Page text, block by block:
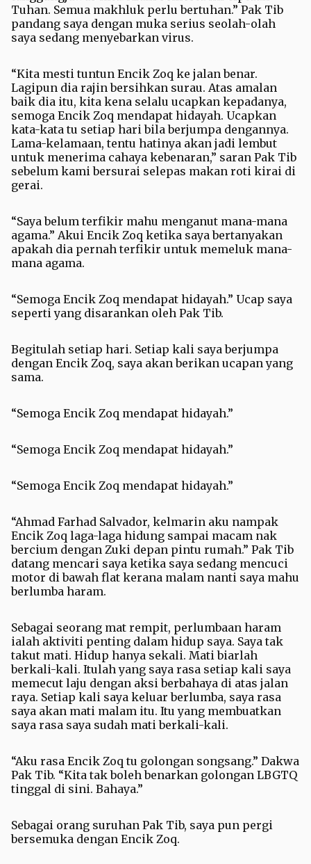
Tuhan. Semua makhluk perlu bertuhan.” Pak Tib
pandang saya dengan muka serius seolah-olah
saya sedang menyebarkan virus.
“Kita mesti tuntun Encik Zoq ke jalan benar.
Lagipun dia rajin bersihkan surau. Atas amalan
baik dia itu, kita kena selalu ucapkan kepadanya,
semoga Encik Zoq mendapat hidayah. Ucapkan
kata-kata tu setiap hari bila berjumpa dengannya.
Lama-kelamaan, tentu hatinya akan jadi lembut
untuk menerima cahaya kebenaran,” saran Pak Tib
sebelum kami bersurai selepas makan roti kirai di
gerai.
“Saya belum terfikir mahu menganut mana-mana
agama.” Akui Encik Zoq ketika saya bertanyakan
apakah dia pernah terfikir untuk memeluk mana-
mana agama.
“Semoga Encik Zoq mendapat hidayah.” Ucap saya
seperti yang disarankan oleh Pak Tib.
Begitulah setiap hari. Setiap kali saya berjumpa
dengan Encik Zoq, saya akan berikan ucapan yang
sama.
“Semoga Encik Zoq mendapat hidayah.”
“Semoga Encik Zoq mendapat hidayah.”
“Semoga Encik Zoq mendapat hidayah.”
“Ahmad Farhad Salvador, kelmarin aku nampak
Encik Zoq laga-laga hidung sampai macam nak
bercium dengan Zuki depan pintu rumah.” Pak Tib
datang mencari saya ketika saya sedang mencuci
motor di bawah flat kerana malam nanti saya mahu
berlumba haram.
Sebagai seorang mat rempit, perlumbaan haram
ialah aktiviti penting dalam hidup saya. Saya tak
takut mati. Hidup hanya sekali. Mati biarlah
berkali-kali. Itulah yang saya rasa setiap kali saya
memecut laju dengan aksi berbahaya di atas jalan
raya. Setiap kali saya keluar berlumba, saya rasa
saya akan mati malam itu. Itu yang membuatkan
saya rasa saya sudah mati berkali-kali.
“Aku rasa Encik Zoq tu golongan songsang.” Dakwa
Pak Tib. “Kita tak boleh benarkan golongan LBGTQ
tinggal di sini. Bahaya.”
Sebagai orang suruhan Pak Tib, saya pun pergi
bersemuka dengan Encik Zoq.